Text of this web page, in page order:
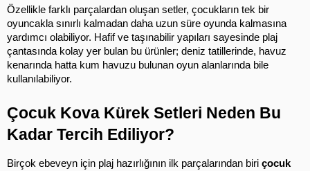
Özellikle farklı parçalardan oluşan setler, çocukların tek bir
oyuncakla sınırlı kalmadan daha uzun süre oyunda kalmasına
yardımcı olabiliyor. Hafif ve taşınabilir yapıları sayesinde plaj
çantasında kolay yer bulan bu ürünler; deniz tatillerinde, havuz
kenarında hatta kum havuzu bulunan oyun alanlarında bile
kullanılabiliyor.
Çocuk Kova Kürek Setleri Neden Bu
Kadar Tercih Ediliyor?
Birçok ebeveyn için plaj hazırlığının ilk parçalarından biri çocuk